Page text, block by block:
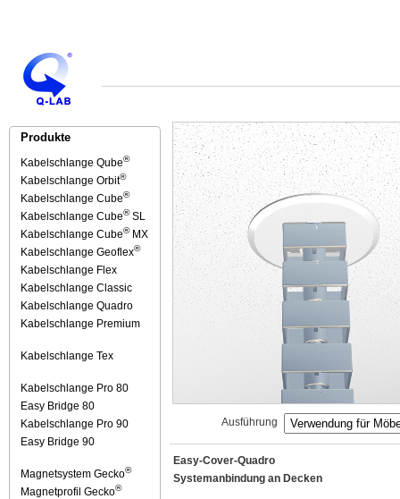
Produkte
Kabelschlange Qube®
Kabelschlange Orbit®
Kabelschlange Cube®
Kabelschlange Cube®SL
Kabelschlange Cube®MX
Kabelschlange Geoflex®
Kabelschlange Flex
Kabelschlange Classic
Kabelschlange Quadro
Kabelschlange Premium
Kabelschlange Tex
Kabelschlange Pro 80
Easy Bridge 80
Kabelschlange Pro 90
Easy Bridge 90
Magnetsystem Gecko®
Magnetprofil Gecko®
Ausführung
Easy-Cover-Quadro
Systemanbindung an Decken